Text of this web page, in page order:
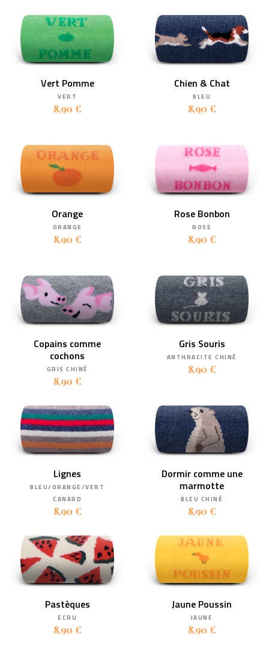
Vert Pomme
VERT
8,90 €
Chien & Chat
BLEU
8,90 €
Orange
ORANGE
8,90 €
Rose Bonbon
ROSE
8,90 €
Copains comme
cochons
GRIS CHINÉ
8,90 €
Gris Souris
ANTHRACITE CHINÉ
8,90 €
Lignes
BLEU/ORANGE/VERT
CANARD
8,90 €
Dormir comme une
marmotte
BLEU CHINÉ
8,90 €
Pastèques
ECRU
8,90 €
Jaune Poussin
JAUNE
8,90 €